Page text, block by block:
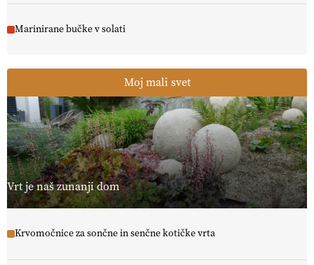
Marinirane bučke v solati
Moj mali svet
Vrt je naš zunanji dom
Krvomočnice za sončne in senčne kotičke vrta